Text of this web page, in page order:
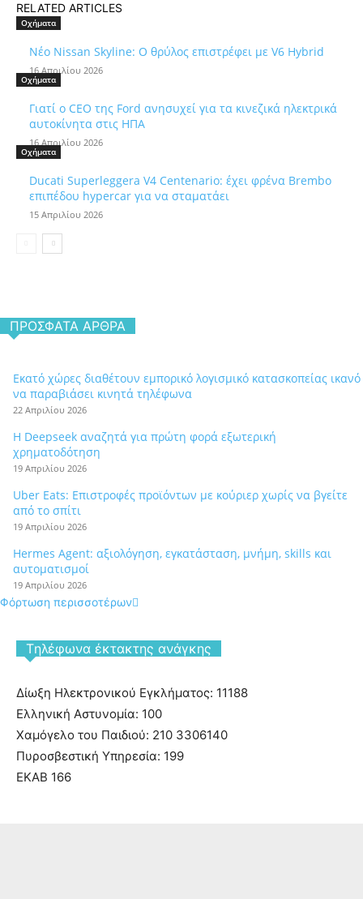
RELATED ARTICLES
Οχήματα
Νέο Nissan Skyline: Ο θρύλος επιστρέφει με V6 Hybrid
16 Απριλίου 2026
Οχήματα
Γιατί ο CEO της Ford ανησυχεί για τα κινεζικά ηλεκτρικά
αυτοκίνητα στις ΗΠΑ
16 Απριλίου 2026
Οχήματα
Ducati Superleggera V4 Centenario: έχει φρένα Brembo
επιπέδου hypercar για να σταματάει
15 Απριλίου 2026
ΠΡΌΣΦΑΤΑ ΆΡΘΡΑ
Εκατό χώρες διαθέτουν εμπορικό λογισμικό κατασκοπείας ικανό
να παραβιάσει κινητά τηλέφωνα
22 Απριλίου 2026
Η Deepseek αναζητά για πρώτη φορά εξωτερική
χρηματοδότηση
19 Απριλίου 2026
Uber Eats: Επιστροφές προϊόντων με κούριερ χωρίς να βγείτε
από το σπίτι
19 Απριλίου 2026
Hermes Agent: αξιολόγηση, εγκατάσταση, μνήμη, skills και
αυτοματισμοί
19 Απριλίου 2026
Φόρτωση περισσοτέρων
Tηλέφωνα έκτακτης ανάγκης
Δίωξη Ηλεκτρονικού Εγκλήματος: 11188
Ελληνική Αστυνομία: 100
Χαμόγελο του Παιδιού: 210 3306140
Πυροσβεστική Υπηρεσία: 199
ΕΚΑΒ 166